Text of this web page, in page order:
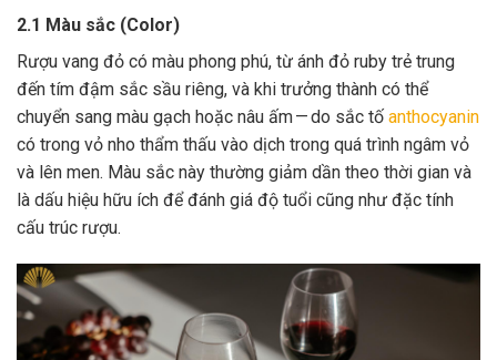
2.1 Màu sắc (Color)
Rượu vang đỏ có màu phong phú, từ ánh đỏ ruby trẻ trung
đến tím đậm sắc sầu riêng, và khi trưởng thành có thể
chuyển sang màu gạch hoặc nâu ấm — do sắc tố anthocyanin
có trong vỏ nho thẩm thấu vào dịch trong quá trình ngâm vỏ
và lên men. Màu sắc này thường giảm dần theo thời gian và
là dấu hiệu hữu ích để đánh giá độ tuổi cũng như đặc tính
cấu trúc rượu.